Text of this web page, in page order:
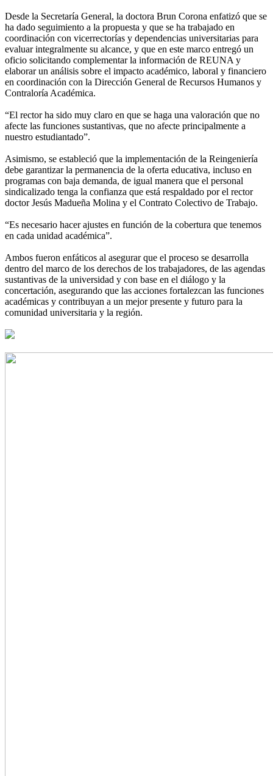
Desde la Secretaría General, la doctora Brun Corona enfatizó que se
ha dado seguimiento a la propuesta y que se ha trabajado en
coordinación con vicerrectorías y dependencias universitarias para
evaluar integralmente su alcance, y que en este marco entregó un
oficio solicitando complementar la información de REUNA y
elaborar un análisis sobre el impacto académico, laboral y financiero
en coordinación con la Dirección General de Recursos Humanos y
Contraloría Académica.
“El rector ha sido muy claro en que se haga una valoración que no
afecte las funciones sustantivas, que no afecte principalmente a
nuestro estudiantado”.
Asimismo, se estableció que la implementación de la Reingeniería
debe garantizar la permanencia de la oferta educativa, incluso en
programas con baja demanda, de igual manera que el personal
sindicalizado tenga la confianza que está respaldado por el rector
doctor Jesús Madueña Molina y el Contrato Colectivo de Trabajo.
“Es necesario hacer ajustes en función de la cobertura que tenemos
en cada unidad académica”.
Ambos fueron enfáticos al asegurar que el proceso se desarrolla
dentro del marco de los derechos de los trabajadores, de las agendas
sustantivas de la universidad y con base en el diálogo y la
concertación, asegurando que las acciones fortalezcan las funciones
académicas y contribuyan a un mejor presente y futuro para la
comunidad universitaria y la región.